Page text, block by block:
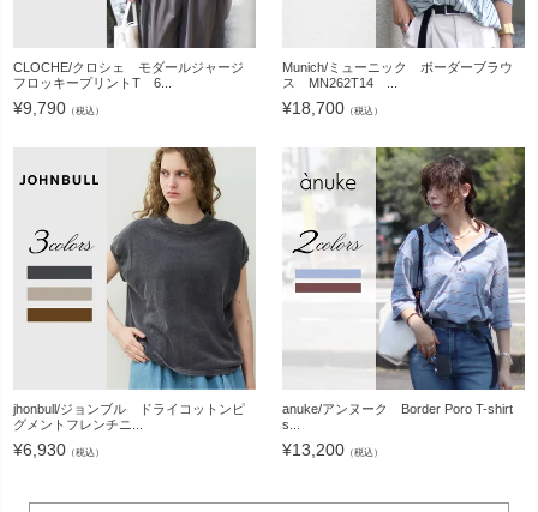
CLOCHE/クロシェ モダールジャージ
フロッキープリントT 6...
¥9,790 （税込）
Munich/ミューニック ボーダーブラウ
ス MN262T14 ...
¥18,700 （税込）
jhonbull/ジョンブル ドライコットンピ
グメントフレンチニ...
¥6,930 （税込）
anuke/アンヌーク Border Poro T-shirt
s...
¥13,200 （税込）